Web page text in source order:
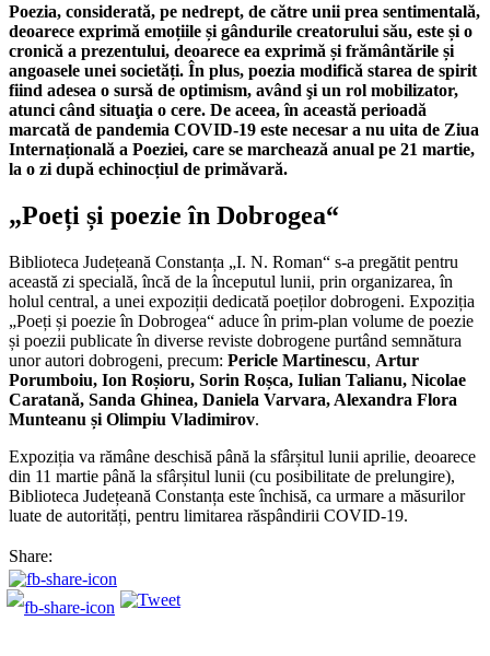
Poezia, considerată, pe nedrept, de către unii prea sentimentală,
deoarece exprimă emoțiile și gândurile creatorului său, este și o
cronică a prezentului, deoarece ea exprimă și frământările și
angoasele unei societăți. În plus, poezia modifică starea de spirit
fiind adesea o sursă de optimism, având şi un rol mobilizator,
atunci când situaţia o cere. De aceea, în această perioadă
marcată de pandemia COVID-19 este necesar a nu uita de Ziua
Internațională a Poeziei, care se marchează anual pe 21 martie,
la o zi după echinocțiul de primăvară.
„Poeți și poezie în Dobrogea“
Biblioteca Județeană Constanța „I. N. Roman“ s-a pregătit pentru
această zi specială, încă de la începutul lunii, prin organizarea, în
holul central, a unei expoziții dedicată poeților dobrogeni. Expoziția
„Poeți și poezie în Dobrogea“ aduce în prim-plan volume de poezie
și poezii publicate în diverse reviste dobrogene purtând semnătura
unor autori dobrogeni, precum: Pericle Martinescu, Artur
Porumboiu, Ion Roșioru, Sorin Roșca, Iulian Talianu, Nicolae
Caratană, Sanda Ghinea, Daniela Varvara, Alexandra Flora
Munteanu și Olimpiu Vladimirov.
Expoziția va rămâne deschisă până la sfârșitul lunii aprilie, deoarece
din 11 martie până la sfârșitul lunii (cu posibilitate de prelungire),
Biblioteca Județeană Constanța este închisă, ca urmare a măsurilor
luate de autorități, pentru limitarea răspândirii COVID-19.
Share: